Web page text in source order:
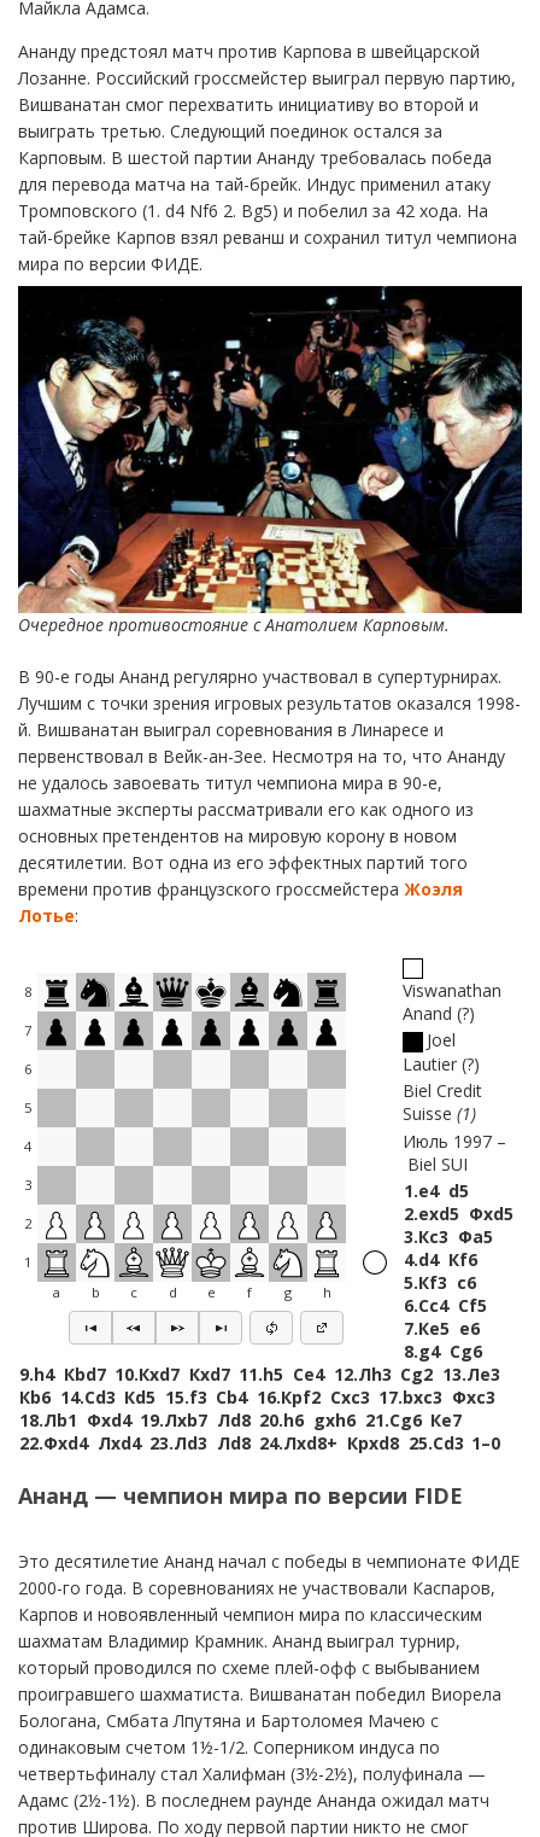
Майкла Адамса.
Ананду предстоял матч против Карпова в швейцарской
Лозанне. Российский гроссмейстер выиграл первую партию,
Вишванатан смог перехватить инициативу во второй и
выиграть третью. Следующий поединок остался за
Карповым. В шестой партии Ананду требовалась победа
для перевода матча на тай-брейк. Индус применил атаку
Тромповского (1. d4 Nf6 2. Bg5) и побелил за 42 хода. На
тай-брейке Карпов взял реванш и сохранил титул чемпиона
мира по версии ФИДЕ.
Очередное противостояние с Анатолием Карповым.
В 90-е годы Ананд регулярно участвовал в супертурнирах.
Лучшим с точки зрения игровых результатов оказался 1998-
й. Вишванатан выиграл соревнования в Линаресе и
первенствовал в Вейк-ан-Зее. Несмотря на то, что Ананду
не удалось завоевать титул чемпиона мира в 90-е,
шахматные эксперты рассматривали его как одного из
основных претендентов на мировую корону в новом
десятилетии. Вот одна из его эффектных партий того
времени против французского гроссмейстера Жоэля
Лотье:
8
7
6
5
4
3
2
1
a
b c d e f g h
Viswanathan
Anand ?
Joel
Lautier ?
Biel Credit
Suisse 1
Июль 1997
Biel SUI
1.e4 d5
2.exd5 Фxd5
3.Кc3 Фa5
4.d4 Кf6
5.Кf3 c6
6.Сc4 Сf5
7.Кe5 e6
8.g4 Сg6
9.h4 Кbd7 10.Кxd7 Кxd7 11.h5 Сe4 12.Лh3 Сg2 13.Лe3
Кb6 14.Сd3 Кd5 15.f3 Сb4 16.Крf2 Сxc3 17.bxc3 Фxc3
18.Лb1 Фxd4 19.Лxb7 Лd8 20.h6 gxh6 21.Сg6 Кe7
22.Фxd4 Лxd4 23.Лd3 Лd8 24.Лxd8+ Крxd8 25.Сd3 1–0
Ананд — чемпион мира по версии FIDE
Это десятилетие Ананд начал с победы в чемпионате ФИДЕ
2000-го года. В соревнованиях не участвовали Каспаров,
Карпов и новоявленный чемпион мира по классическим
шахматам Владимир Крамник. Ананд выиграл турнир,
который проводился по схеме плей-офф с выбыванием
проигравшего шахматиста. Вишванатан победил Виорела
Бологана, Смбата Лпутяна и Бартоломея Мачею с
одинаковым счетом 1½-1/2. Соперником индуса по
четвертьфиналу стал Халифман (3½-2½), полуфинала —
Адамс (2½-1½). В последнем раунде Ананда ожидал матч
против Широва. По ходу первой партии никто не смог